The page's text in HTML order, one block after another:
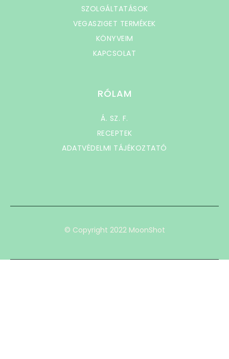
SZOLGÁLTATÁSOK
VEGASZIGET TERMÉKEK
KÖNYVEIM
KAPCSOLAT
RÓLAM
Á. SZ. F.
RECEPTEK
ADATVÉDELMI TÁJÉKOZTATÓ
© Copyright 2022 MoonShot